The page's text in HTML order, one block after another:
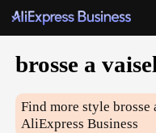
brosse a
Find more stylebrosse
AliExpress Business